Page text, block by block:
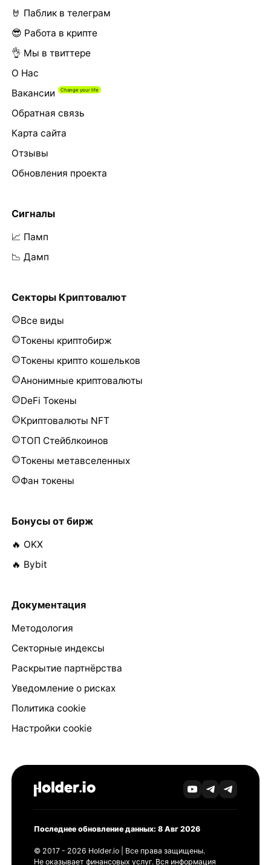
🤘 Паблик в телеграм
😎 Работа в крипте
👌 Мы в твиттере
О Нас
Вакансии
Обратная связь
Карта сайта
Отзывы
Обновления проекта
Сигналы
📈 Памп
📉 Дамп
Секторы Криптовалют
Все виды
Токены криптобирж
Токены крипто кошельков
Анонимные криптовалюты
DeFi Токены
Криптовалюты NFT
ТОП Стейблкоинов
Токены метавселенных
Фан токены
Бонусы от бирж
🔥 OKX
🔥 Bybit
Документация
Методология
Секторные индексы
Раскрытие партнёрства
Уведомление о рисках
Политика cookie
Настройки cookie
Последнее обновление данных: 8 Авг 2026
© 2017 - 2026 Holder.io | Все права защищены.
Не оказывает финансовых услуг. Вся информация